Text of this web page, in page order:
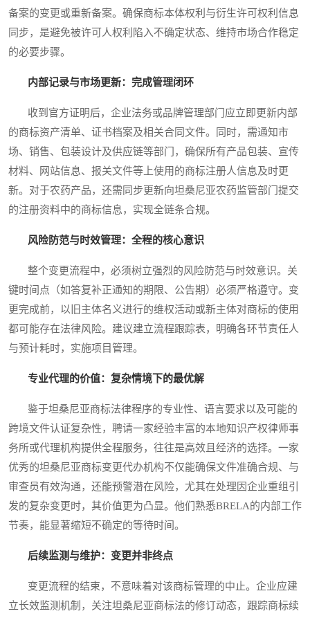
备案的变更或重新备案。确保商标本体权利与衍生许可权利信息
同步，是避免被许可人权利陷入不确定状态、维持市场合作稳定
的必要步骤。
内部记录与市场更新：完成管理闭环
收到官方证明后，企业法务或品牌管理部门应立即更新内部
的商标资产清单、证书档案及相关合同文件。同时，需通知市
场、销售、包装设计及供应链等部门，确保所有产品包装、宣传
材料、网站信息、报关文件等上使用的商标注册人信息及时更
新。对于农药产品，还需同步更新向坦桑尼亚农药监管部门提交
的注册资料中的商标信息，实现全链条合规。
风险防范与时效管理：全程的核心意识
整个变更流程中，必须树立强烈的风险防范与时效意识。关
键时间点（如答复补正通知的期限、公告期）必须严格遵守。变
更完成前，以旧主体名义进行的维权活动或新主体对商标的使用
都可能存在法律风险。建议建立流程跟踪表，明确各环节责任人
与预计耗时，实施项目管理。
专业代理的价值：复杂情境下的最优解
鉴于坦桑尼亚商标法律程序的专业性、语言要求以及可能的
跨境文件认证复杂性，聘请一家经验丰富的本地知识产权律师事
务所或代理机构提供全程服务，往往是高效且经济的选择。一家
优秀的坦桑尼亚商标变更代办机构不仅能确保文件准确合规、与
审查员有效沟通，还能预警潜在风险，尤其在处理因企业重组引
发的复杂变更时，其价值更为凸显。他们熟悉BRELA的内部工作
节奏，能显著缩短不确定的等待时间。
后续监测与维护：变更并非终点
变更流程的结束，不意味着对该商标管理的中止。企业应建
立长效监测机制，关注坦桑尼亚商标法的修订动态，跟踪商标续